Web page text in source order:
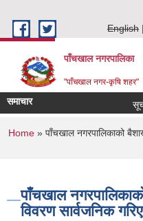
English
पाँचखाल नगरपालिका
"पाँचखाल नगर-कृषि शहर"
समाचार सूचना
You are here
Home» पाँचखाल नगरपालिकाको
पाँचखाल
विवरण सार्वजनिक